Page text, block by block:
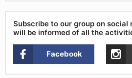
Subscribe to our group on social
will be informed of all the
Facebook